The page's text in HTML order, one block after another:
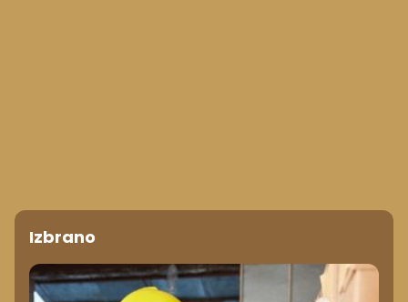
Izbrano